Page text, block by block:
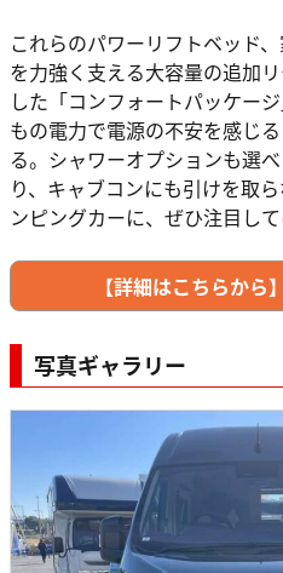
これらのパワーリフトベッド
を力強く支える大容量の追加
した「コンフォートパッケー
もの電力で電源の不安を感じ
る。シャワーオプションも選
り、キャブコンにも引けを取
ンピングカーに、ぜひ注目して
【詳細はこちらから
写真ギャラリー